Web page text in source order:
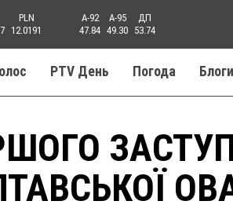
PLN
12.0191
A-92
47.84
A-95
49.30
ДП
53.74
PTV День Погода Блоги